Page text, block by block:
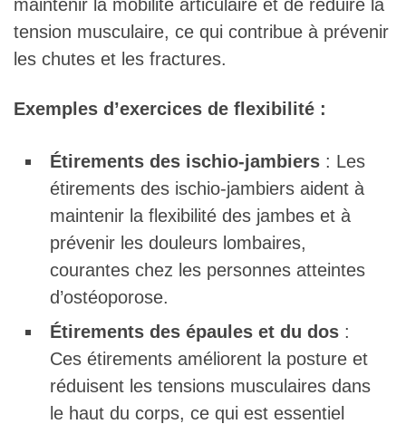
maintenir la mobilité articulaire et de réduire la
tension musculaire, ce qui contribue à prévenir
les chutes et les fractures.
Exemples d’exercices de flexibilité :
Étirements des ischio-jambiers : Les
étirements des ischio-jambiers aident à
maintenir la flexibilité des jambes et à
prévenir les douleurs lombaires,
courantes chez les personnes atteintes
d’ostéoporose.
Étirements des épaules et du dos :
Ces étirements améliorent la posture et
réduisent les tensions musculaires dans
le haut du corps, ce qui est essentiel